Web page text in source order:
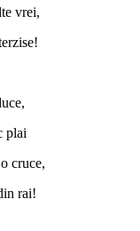
vrei,
plai
cruce,
rai!